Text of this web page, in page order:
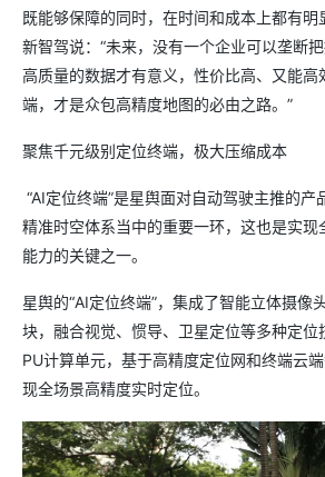
既能够保障的同时，在时间和成本上都有
新智驾说：“未来，没有一个企业可以垄断把
高质量的数据才有意义，性价比高、又能高
端，才是众包高精度地图的必由之路。”
聚焦千元级别定位终端，极大压缩成本
“AI定位终端”是星舆面对自动驾驶主推的产
精准时空体系当中的重要一环，这也是实现
能力的关键之一。
星舆的“AI定位终端”，集成了智能立体摄像
块，融合视觉、惯导、卫星定位等多种定位
PU计算单元，基于高精度定位网和终端云
现全场景高精度实时定位。